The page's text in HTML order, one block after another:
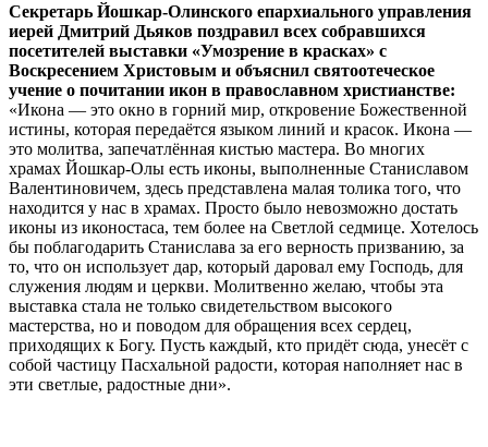
Секретарь Йошкар-Олинского епархиального управления
иерей Дмитрий Дьяков поздравил всех собравшихся
посетителей выставки «Умозрение в красках» с
Воскресением Христовым и объяснил святоотеческое
учение о почитании икон в православном христианстве:
«Икона — это окно в горний мир, откровение Божественной
истины, которая передаётся языком линий и красок. Икона —
это молитва, запечатлённая кистью мастера. Во многих
храмах Йошкар-Олы есть иконы, выполненные Станиславом
Валентиновичем, здесь представлена малая толика того, что
находится у нас в храмах. Просто было невозможно достать
иконы из иконостаса, тем более на Светлой седмице. Хотелось
бы поблагодарить Станислава за его верность призванию, за
то, что он использует дар, который даровал ему Господь, для
служения людям и церкви. Молитвенно желаю, чтобы эта
выставка стала не только свидетельством высокого
мастерства, но и поводом для обращения всех сердец,
приходящих к Богу. Пусть каждый, кто придёт сюда, унесёт с
собой частицу Пасхальной радости, которая наполняет нас в
эти светлые, радостные дни».